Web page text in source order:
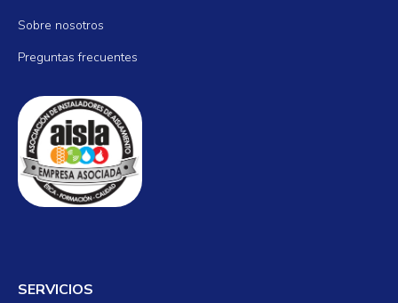
Sobre nosotros
Preguntas frecuentes
SERVICIOS